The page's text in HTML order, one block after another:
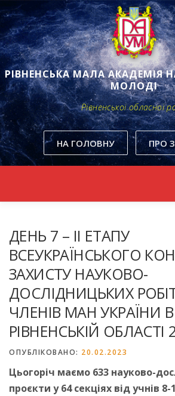
РІВНЕНСЬКА МАЛА АКАДЕМІЯ
МОЛОДІ
Рівненської обласної
НА ГОЛОВНУ ПРО
ДЕНЬ 7 – ІІ ЕТАПУ
ВСЕУКРАЇНСЬКОГО
ЗАХИСТУ НАУКОВО-
ДОСЛІДНИЦЬКИХ
ЧЛЕНІВ МАН УКРАЇНИ В
РІВНЕНСЬКІЙ ОБЛАСТІ
ОПУБЛІКОВАНО: 20.02.2023
Цьогоріч маємо 633 науково-
проєкти у 64 секціях від учнів 8-